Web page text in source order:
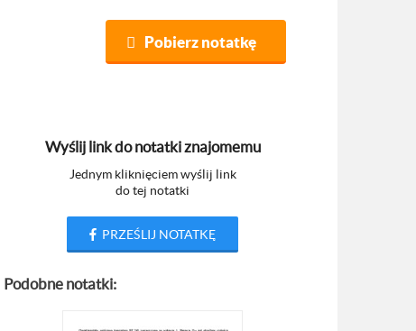
Pobierz notatkę
Wyślij link do notatki znajomemu
Jednym kliknięciem wyślij link
do tej notatki
PRZEŚLIJ NOTATKĘ
Podobne notatki: